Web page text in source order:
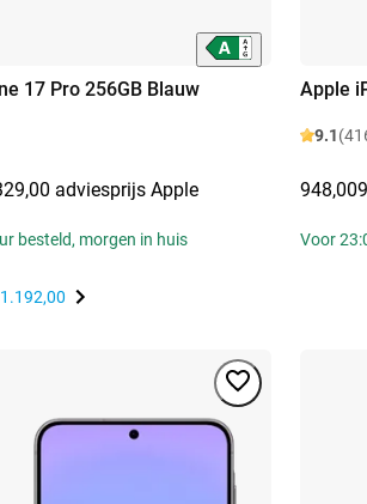
17 Pro 256GB Blauw
adviesprijs Apple
besteld, morgen in huis
1.192,00
Apple
9.1
948,00
Voor